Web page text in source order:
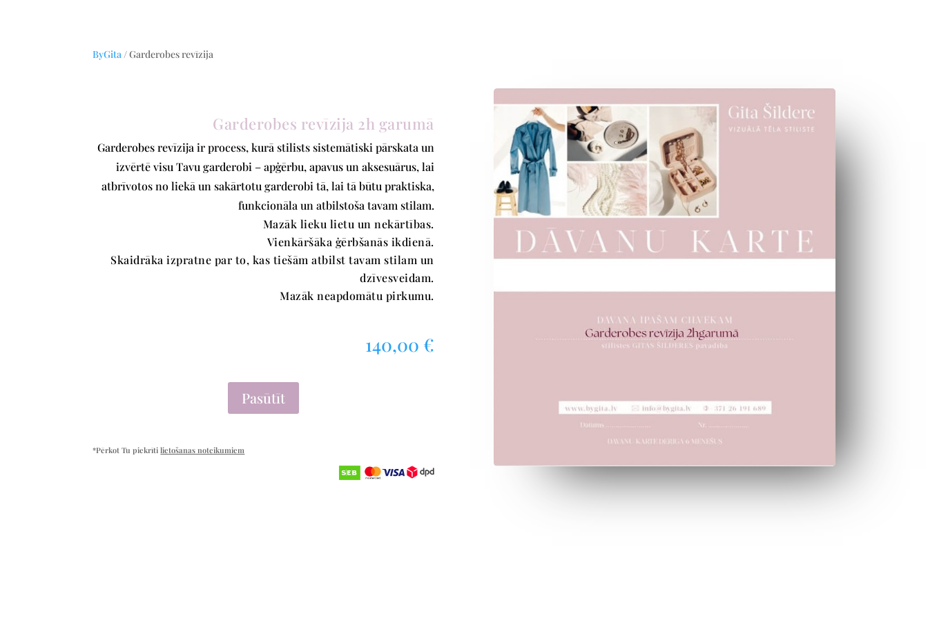
ByGita/ Garderobes revīzija
Garderobes revīzija 2h garumā
Garderobes revīzija ir process, kurā stilists sistemātiski pārskata un
izvērtē visu Tavu garderobi – apģērbu, apavus un aksesuārus, lai
atbrīvotos no liekā un sakārtotu garderobi tā, lai tā būtu praktiska,
funkcionāla un atbilstoša tavam stilam.
Mazāk lieku lietu un nekārtības.
Vienkāršāka ģērbšanās ikdienā.
Skaidrāka izpratne par to, kas tiešām atbilst tavam stilam un
dzīvesveidam.
Mazāk neapdomātu pirkumu.
140,00 €
Pasūtīt
*Pērkot Tu piekrītilietošanas noteikumiem